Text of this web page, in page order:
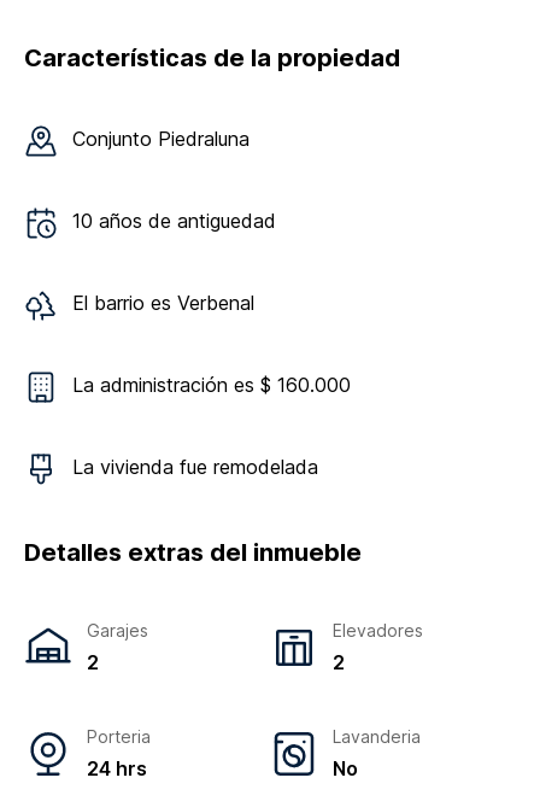
Características de la propiedad
Conjunto Piedraluna
10 años de antiguedad
El barrio es Verbenal
La administración es $ 160.000
La vivienda fue remodelada
Detalles extras del inmueble
Garajes
2
Elevadores
2
Porteria
24 hrs
Lavanderia
No